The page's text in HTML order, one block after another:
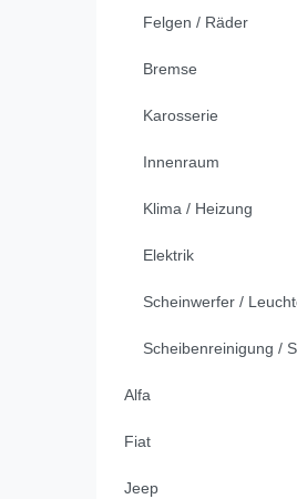
Felgen / Räder
Bremse
Karosserie
Innenraum
Klima / Heizung
Elektrik
Scheinwerfer /
Scheibenreinigung /
Alfa
Fiat
Jeep